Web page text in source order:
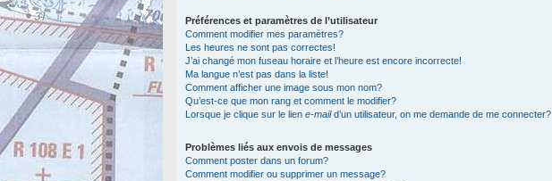
Préférences et paramètres de l’utilisateur
Comment modifier mes paramètres?
Les heures ne sont pas correctes!
J’ai changé mon fuseau horaire et l’heure est encore incorrecte!
Ma langue n’est pas dans la liste!
Comment afficher une image sous mon nom?
Qu’est-ce que mon rang et comment le modifier?
Lorsque je clique sur le lien e-maild’un utilisateur, on me demande de me connecter?
Problèmes liés aux envois de messages
Comment poster dans un forum?
Comment modifier ou supprimer un message?